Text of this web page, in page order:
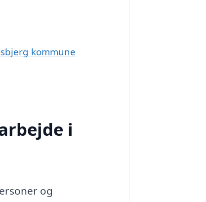
kommune
i
og